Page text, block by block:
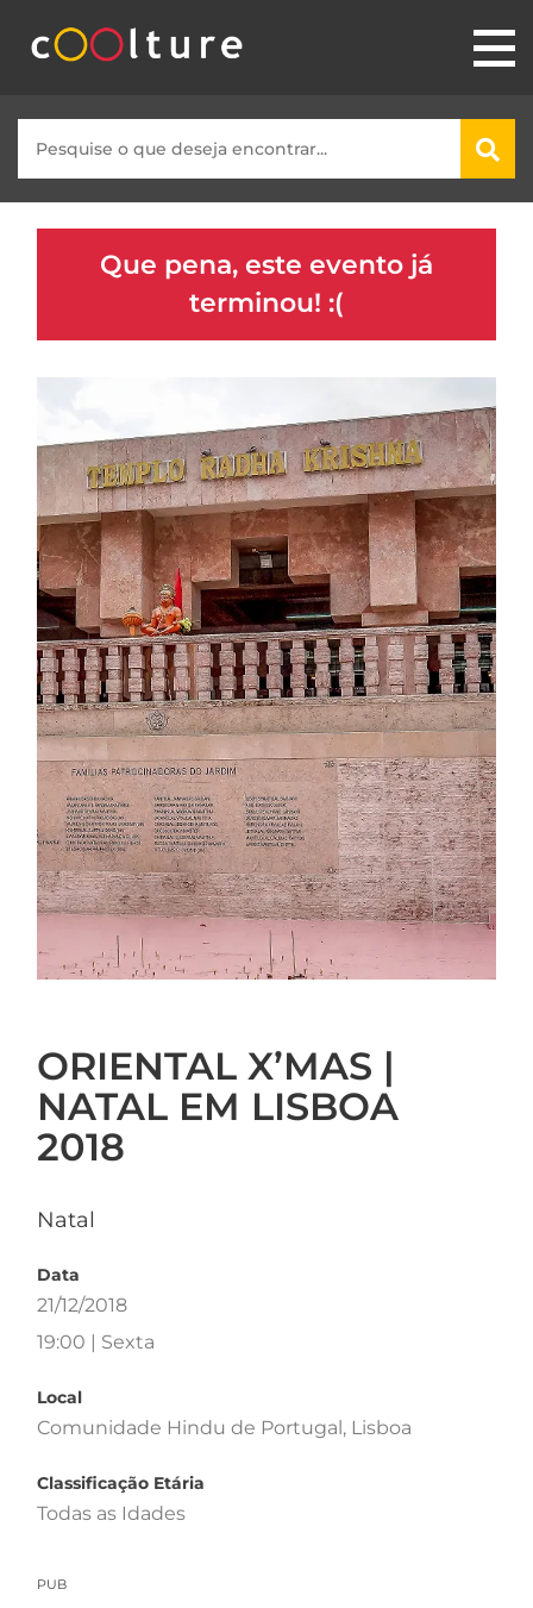
Que pena, este evento já
terminou! :(
ORIENTAL X’MAS |
NATAL EM LISBOA
2018
Natal
Data
21/12/2018
19:00 | Sexta
Local
Comunidade Hindu de Portugal, Lisboa
Classificação Etária
Todas as Idades
PUB